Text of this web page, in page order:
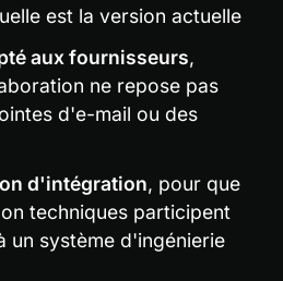
est la version actuelle
aux fournisseurs,
ne repose pas
d'e-mail ou des
d'intégration, pour que
techniques participent
un système d'ingénierie